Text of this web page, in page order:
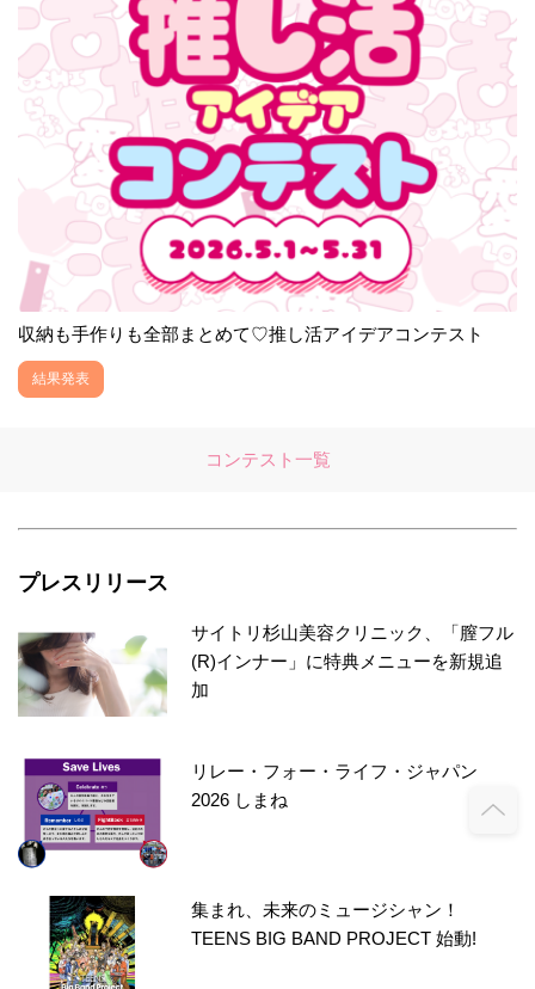
収納も手作りも全部まとめて♡推し活アイデアコンテスト
結果発表
コンテスト一覧
プレスリリース
サイトリ杉山美容クリニック、「膣フル
(R)インナー」に特典メニューを新規追
加
リレー・フォー・ライフ・ジャパン
2026 しまね
集まれ、未来のミュージシャン！
TEENS BIG BAND PROJECT 始動!